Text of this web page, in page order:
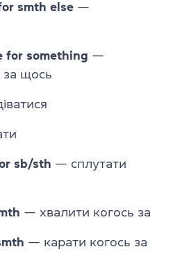
smth else —
for something —
за щось
sb/sth — сплутати
— хвалити когось за
— карати когось за